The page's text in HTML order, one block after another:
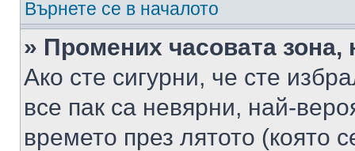
Върнете се в началото
» Промених часовата
Ако сте сигурни, че сте
все пак са невярни, най-
времето през лятото (която